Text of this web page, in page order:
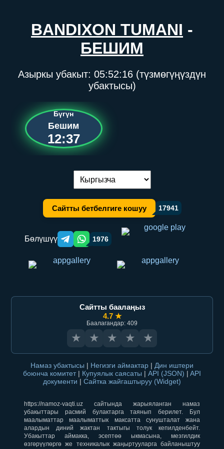
BANDIXON TUMANI -
БЕШИМ
Азыркы убакыт: 05:52:16 (түзмөгүңүздүн
убактысы)
Бүгүн
Бешим
12:37
Тилди алмаштыруу:
Сайтты бетбелгиге кошуу 17941
Бөлүшүү Telegram orqali ulashish
WhatsApp orqali ulashish
1976
Сайтты баалаңыз
4.7 ★
Баалагандар: 409
★ ★ ★ ★ ★
Намаз убактысы | Негизги аймактар | Дин иштери
боюнча комитет | Купуялык саясаты | API (JSON) | API
документи | Сайтка жайгаштыруу (Widget)
https://namoz-vaqti.uz сайтында жарыяланган намаз
убакыттары расмий булактарга таянып берилет. Бул
маалыматтар маалыматтык максатта сунушталат жана
алардын диний жактан тактыгы толук кепилденбейт.
Убакыттар аймакка, эсептөө ыкмасына, мезгилдик
өзгөрүүлөргө же техникалык жаңыртууларга байланыштуу